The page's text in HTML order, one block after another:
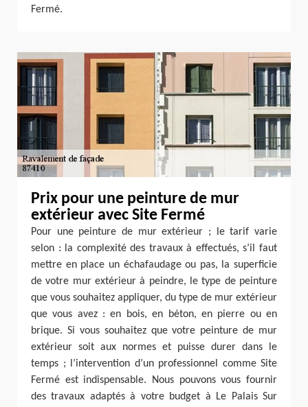
Fermé.
Prix pour une peinture de mur
extérieur avec Site Fermé
Pour une peinture de mur extérieur ; le tarif varie
selon : la complexité des travaux à effectués, s’il faut
mettre en place un échafaudage ou pas, la superficie
de votre mur extérieur à peindre, le type de peinture
que vous souhaitez appliquer, du type de mur extérieur
que vous avez : en bois, en béton, en pierre ou en
brique. Si vous souhaitez que votre peinture de mur
extérieur soit aux normes et puisse durer dans le
temps ; l’intervention d’un professionnel comme Site
Fermé est indispensable. Nous pouvons vous fournir
des travaux adaptés à votre budget à Le Palais Sur